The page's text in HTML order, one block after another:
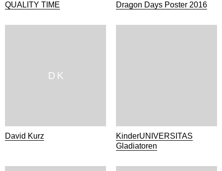
QUALITY TIME Dragon Days Poster 2016
D K
David Kurz
KinderUNIVERSITAS
Gladiatoren